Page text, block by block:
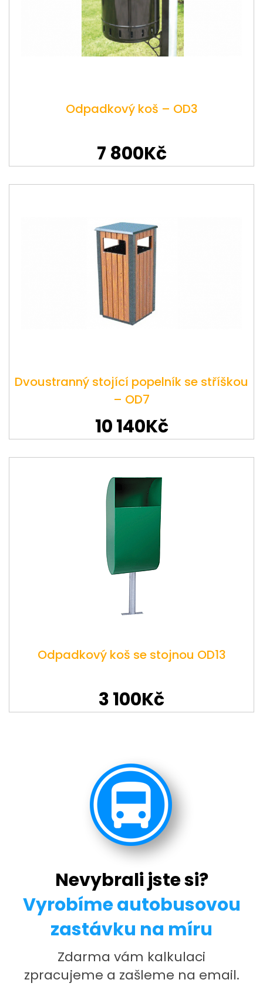
Odpadkový koš – OD3
7 800Kč
Dvoustranný stojící popelník se stříškou
– OD7
10 140Kč
Odpadkový koš se stojnou OD13
3 100Kč
Nevybrali jste si?
Vyrobíme autobusovou
zastávku na míru
Zdarma vám kalkulaci
zpracujeme a zašleme na email.